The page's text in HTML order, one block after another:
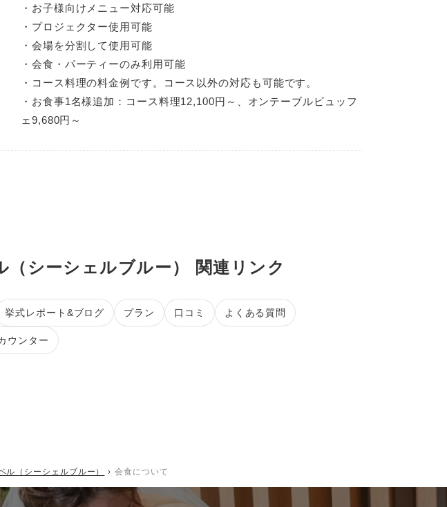
・お子様向けメニュー対応可能
・プロジェクター使用可能
・会場を分割して使用可能
・会食・パーティーのみ利用可能
・コース料理の料金例です。コース以外の対応も可能です。
・お食事1名様追加：コース料理12,100円～、オンテーブルビュッフ
ェ9,680円～
シーシェルブルー） 関連リンク
挙式レポート&ブログ プラン 口コミ よくある質問
ウンター
（シーシェルブルー） 会食について